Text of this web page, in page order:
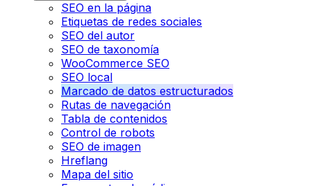
SEO en la página
Etiquetas de redes sociales
SEO del autor
SEO de taxonomía
WooCommerce SEO
SEO local
Marcado de datos estructurados
Rutas de navegación
Tabla de contenidos
Control de robots
SEO de imagen
Hreflang
Mapa del sitio